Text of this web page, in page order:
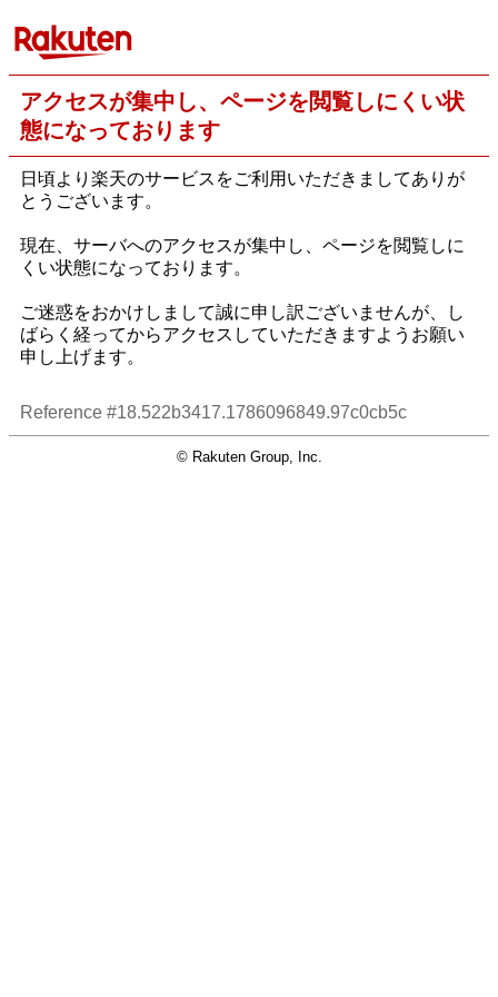
アクセスが集中し、ページを閲覧しにくい状
態になっております
日頃より楽天のサービスをご利用いただきましてありが
とうございます。
現在、サーバへのアクセスが集中し、ページを閲覧しに
くい状態になっております。
ご迷惑をおかけしまして誠に申し訳ございませんが、し
ばらく経ってからアクセスしていただきますようお願い
申し上げます。
Reference #18.522b3417.1786096849.97c0cb5c
© Rakuten Group, Inc.